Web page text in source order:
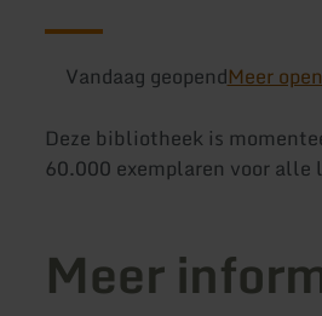
Vandaag geopendMeer
Deze bibliotheek is
60.000 exemplaren voor alle
Meer